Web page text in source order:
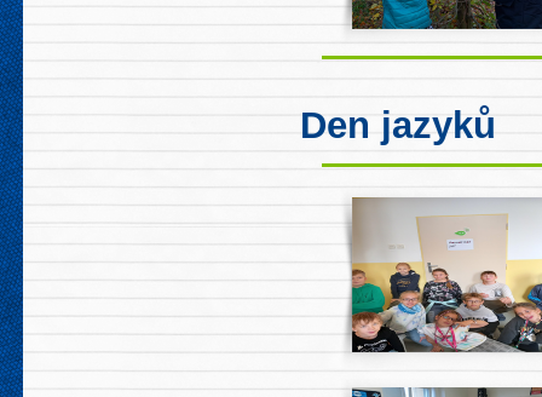
Den jazyků